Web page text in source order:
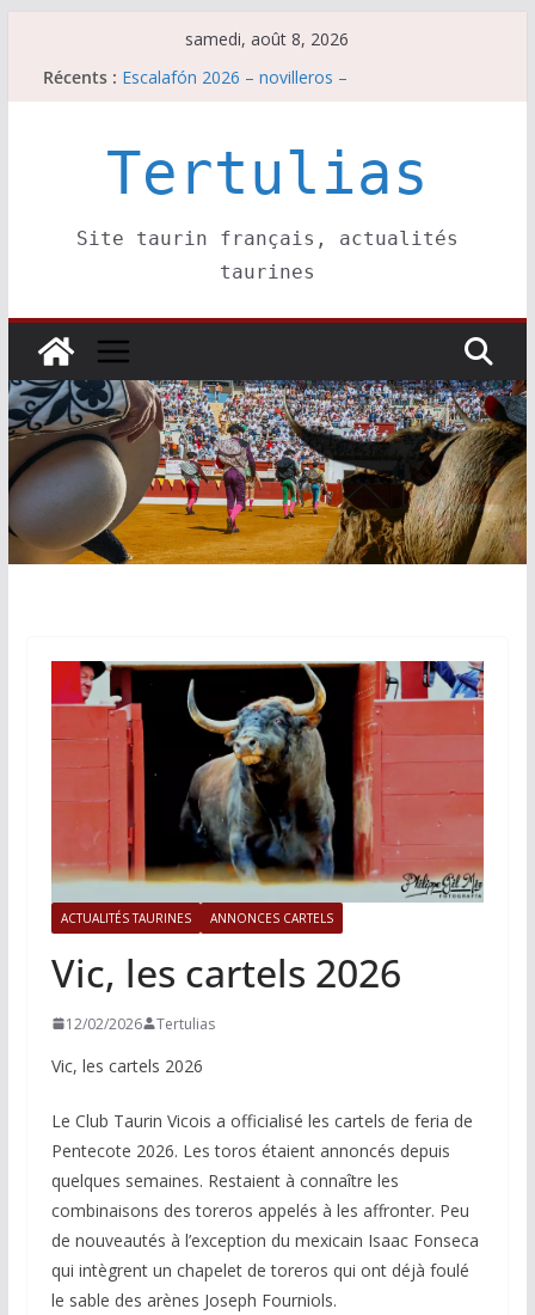
samedi, août 8, 2026
Récents : Escalafón 2026 – matadors de toros-
Les brèves du vendredi 7 août
Tertulias
Site taurin français, actualités
taurines
ACTUALITÉS TAURINES ANNONCES CARTELS
Vic, les cartels 2026
12/02/2026 Tertulias
Vic, les cartels 2026
Le Club Taurin Vicois a officialisé les cartels de feria de
Pentecote 2026. Les toros étaient annoncés depuis
quelques semaines. Restaient à connaître les
combinaisons des toreros appelés à les affronter. Peu
de nouveautés à l’exception du mexicain Isaac Fonseca
qui intègrent un chapelet de toreros qui ont déjà foulé
le sable des arènes Joseph Fourniols.